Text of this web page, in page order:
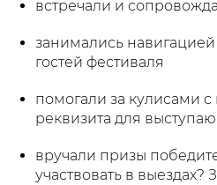
встречали и
занимались
гостей фестиваля
помогали за кулисами с
реквизита для
вручали призы
участвовать в выездах?